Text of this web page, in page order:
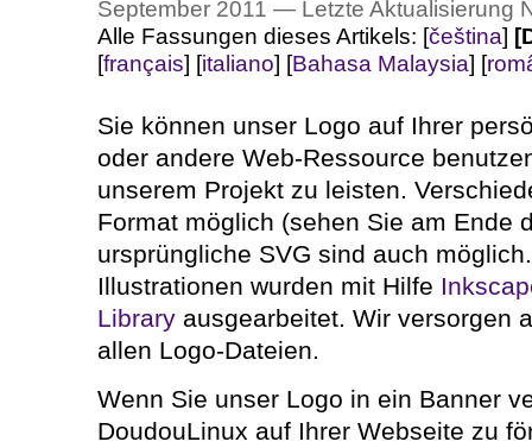
September 2011 — Letzte Aktualisierung
Alle Fassungen dieses Artikels: [čeština]
[français] [italiano] [Bahasa Malaysia] [
Sie können unser Logo auf Ihrer
oder andere Web-Ressource
unserem Projekt zu leisten.
Format möglich (sehen Sie am Ende
ursprüngliche SVG sind auch
Illustrationen wurden mit Hilfe
Libraryausgearbeitet. Wir versorgen
allen Logo-Dateien.
Wenn Sie unser Logo in ein Banner
DoudouLinux auf Ihrer Webseite zu